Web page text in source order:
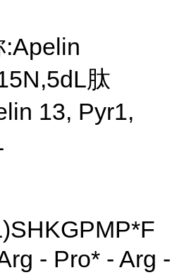
肽
13, Pyr1,
- Pro* - Arg -